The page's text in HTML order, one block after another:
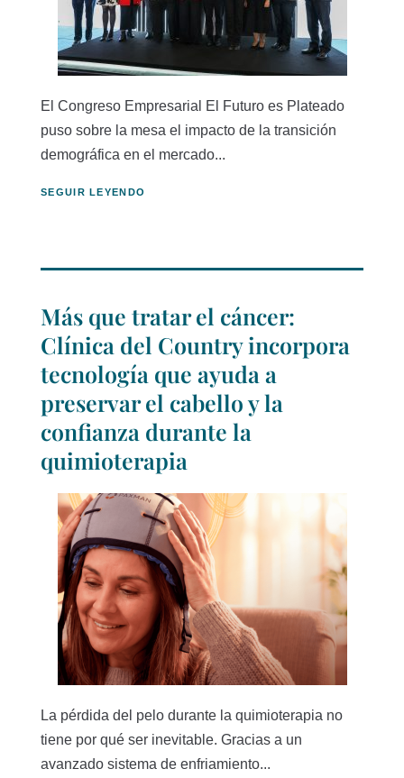
El Congreso Empresarial El Futuro es Plateado
puso sobre la mesa el impacto de la transición
demográfica en el mercado...
SEGUIR LEYENDO
Más que tratar el cáncer:
Clínica del Country incorpora
tecnología que ayuda a
preservar el cabello y la
confianza durante la
quimioterapia
La pérdida del pelo durante la quimioterapia no
tiene por qué ser inevitable. Gracias a un
avanzado sistema de enfriamiento...